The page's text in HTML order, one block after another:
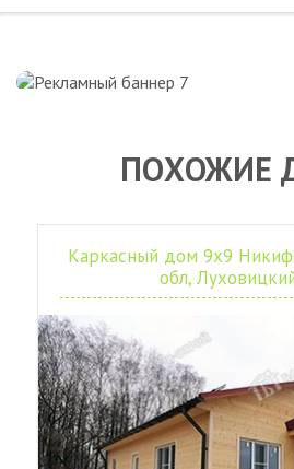
ПОХОЖИЕ
Каркасный дом 9х9
обл,